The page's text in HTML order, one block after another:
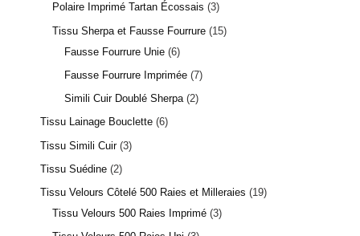
Polaire Imprimé Tartan Écossais 3
Tissu Sherpa et Fausse Fourrure 15
Fausse Fourrure Unie 6
Fausse Fourrure Imprimée 7
Simili Cuir Doublé Sherpa 2
Tissu Lainage Bouclette 6
Tissu Simili Cuir 3
Tissu Suédine 2
Tissu Velours Côtelé 500 Raies et Milleraies
19
Tissu Velours 500 Raies Imprimé 3